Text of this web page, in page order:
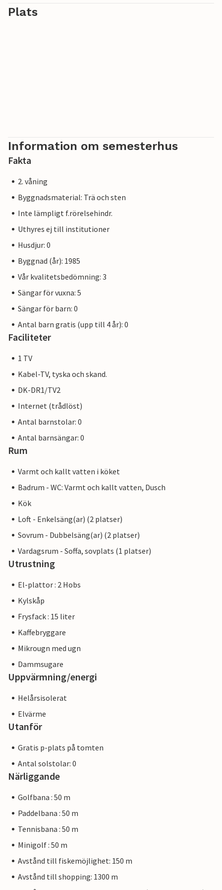
Plats
Information om semesterhus
Fakta
2. våning
Byggnadsmaterial: Trä och sten
Inte lämpligt f.rörelsehindr.
Uthyres ej till institutioner
Husdjur: 0
Byggnad (år): 1985
Vår kvalitetsbedömning: 3
Sängar för vuxna: 5
Sängar för barn: 0
Antal barn gratis (upp till 4 år): 0
Faciliteter
1 TV
Kabel-TV, tyska och skand.
DK-DR1/TV2
Internet (trådlöst)
Antal barnstolar: 0
Antal barnsängar: 0
Rum
Varmt och kallt vatten i köket
Badrum - WC: Varmt och kallt vatten, Dusch
Kök
Loft - Enkelsäng(ar) (2 platser)
Sovrum - Dubbelsäng(ar) (2 platser)
Vardagsrum - Soffa, sovplats (1 platser)
Utrustning
El-plattor : 2 Hobs
Kylskåp
Frysfack : 15 liter
Kaffebryggare
Mikrougn med ugn
Dammsugare
Uppvärmning/energi
Helårsisolerat
Elvärme
Utanför
Gratis p-plats på tomten
Antal solstolar: 0
Närliggande
Golfbana : 50 m
Paddelbana : 50 m
Tennisbana : 50 m
Minigolf : 50 m
Avstånd till fiskemöjlighet: 150 m
Avstånd till shopping: 1300 m